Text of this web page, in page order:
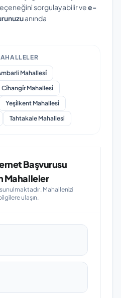
sorgulayabilir vee-
anında
Mahallesi̇
Ci̇hangi̇r Mahallesi̇
Yeşi̇lkent Mahallesi̇
Tahtakale Mahallesi
Başvurusu
Mahalleler
Mahallenizi
ulaşın.